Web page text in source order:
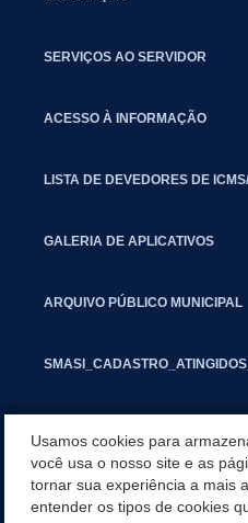
SERVIÇOS AO SERVIDOR
ACESSO À INFORMAÇÃO
LISTA DE DEVEDORES DE
GALERIA DE APLICATIVOS
ARQUIVO PÚBLICO MUNICIPAL
INFORMATIVO PIT
Usamos cookies para
você usa o nosso site e as
tornar sua experiência a mais
entender os tipos de cookies